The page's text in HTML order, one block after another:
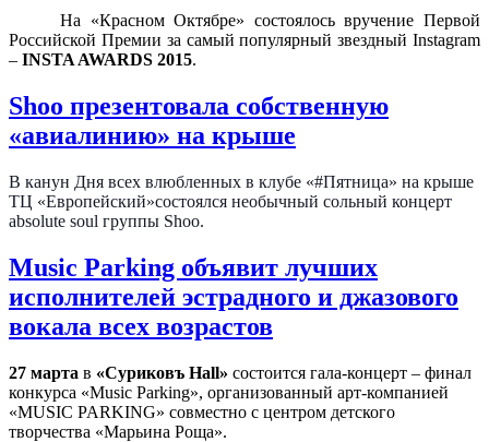
На «Красном Октябре» состоялось вручение Первой
Российской Премии за самый популярный звездный Instagram
– INSTA AWARDS 2015.
Shoo презентовала собственную
«авиалинию» на крыше
В канун Дня всех влюбленных в клубе «#Пятница» на крыше
ТЦ «Европейский»состоялся необычный сольный концерт
absolute soul группы Shoo.
Music Parking объявит лучших
исполнителей эстрадного и джазового
вокала всех возрастов
27 марта в «Суриковъ Hall» состоится гала-концерт – финал
конкурса «Music Parking», организованный арт-компанией
«MUSIC PARKING» совместно с центром детского
творчества «Марьина Роща».